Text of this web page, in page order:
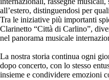
all’estero, distinguendosi per
Tra le iniziative più importanti
Clarinetto “Città di Carlino”,
nel panorama musicale
La nostra storia continua ogni
dopo concerto, con lo stesso
insieme e condividere emozioni